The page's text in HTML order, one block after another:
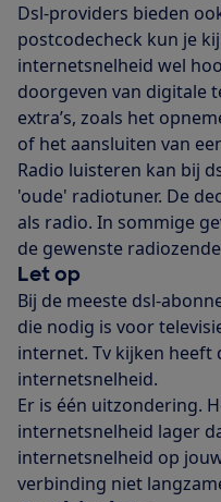
Dsl-providers bieden
postcodecheck kun je
internetsnelheid wel
doorgeven van digitale
extra’s, zoals het
of het aansluiten van
Radio luisteren kan bij
'oude' radiotuner. De
als radio. In sommige
de gewenste
Let op
Bij de meeste dsl-
die nodig is voor
internet. Tv kijken heeft
internetsnelheid.
Er is één uitzondering.
internetsnelheid lager
internetsnelheid op
verbinding niet